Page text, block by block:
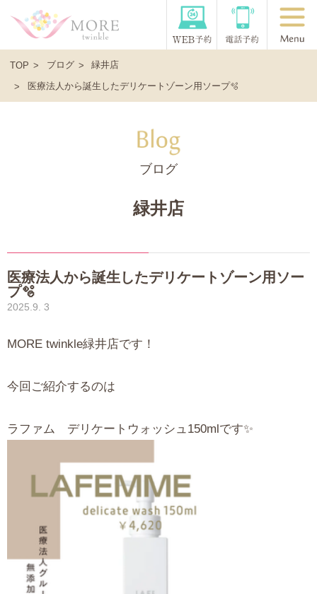
TOP ブログ 緑井店
医療法人から誕生したデリケートゾーン用ソープ🫧
ブログ
緑井店
医療法人から誕生したデリケートゾーン用ソー
プ🫧
2025.9. 3
MORE twinkle緑井店です！
今回ご紹介するのは
ラファム デリケートウォッシュ150mlです✨